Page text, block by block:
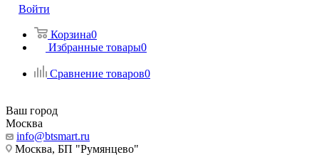
Войти
Корзина0
Избранные товары0
Сравнение товаров0
Ваш город
Москва
info@btsmart.ru
Москва, БП "Румянцево"